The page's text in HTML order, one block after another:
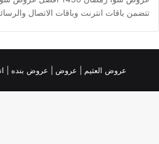
تتضمن باقات انترنت وباقات الاتصال
عروض العثيم عروض عروض بنده |